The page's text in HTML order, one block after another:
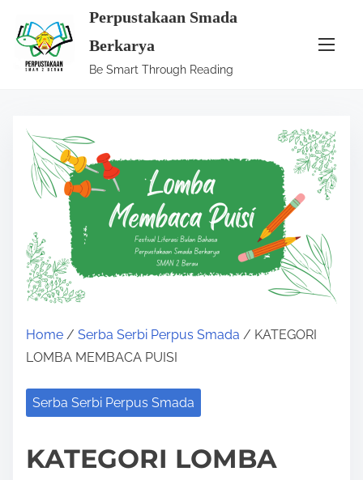
Perpustakaan Smada
Berkarya
Be Smart Through Reading
Home / Serba Serbi Perpus Smada / KATEGORI
LOMBA MEMBACA PUISI
Serba Serbi Perpus Smada
KATEGORI LOMBA